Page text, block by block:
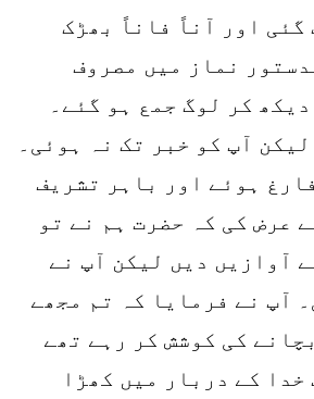
گئی اور آناً فاناً بھڑک
نماز میں مصروف
کر لوگ جمع ہو گئے۔
آپ کو خبر تک نہ ہوئی۔
ہوئے اور باہر تشریف
عرض کی کہ حضرت ہم نے تو
آوازیں دیں لیکن آپ نے
آپ نے فرمایا کہ تم مجھے
کی کوشش کر رہے تھے
خدا کے دربار میں کھڑا